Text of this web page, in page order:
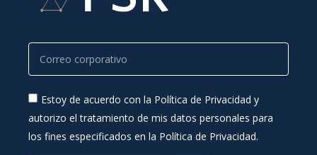
Estoy de acuerdo con la Política de Privacidad y
autorizo el tratamiento de mis datos personales para
los fines especificados en la Política de Privacidad.